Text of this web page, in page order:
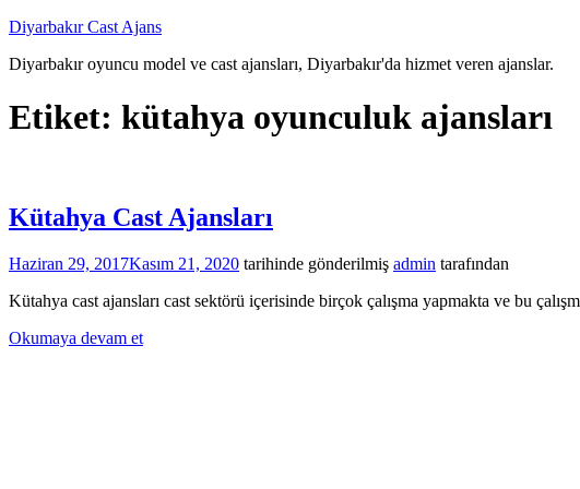
İçeriğe
Diyarbakır Cast Ajans
Diyarbakır oyuncu model ve cast ajansları, Diyarbakır'da hizmet veren ajanslar.
Etiket: kütahya oyunculuk ajansları
Kütahya Cast Ajansları
Haziran 29, 2017Kasım 21, 2020 tarihinde gönderilmiş admin tarafından
Kütahya cast ajansları cast sektörü içerisinde birçok çalışma yapmakta ve bu
Okumaya devam et